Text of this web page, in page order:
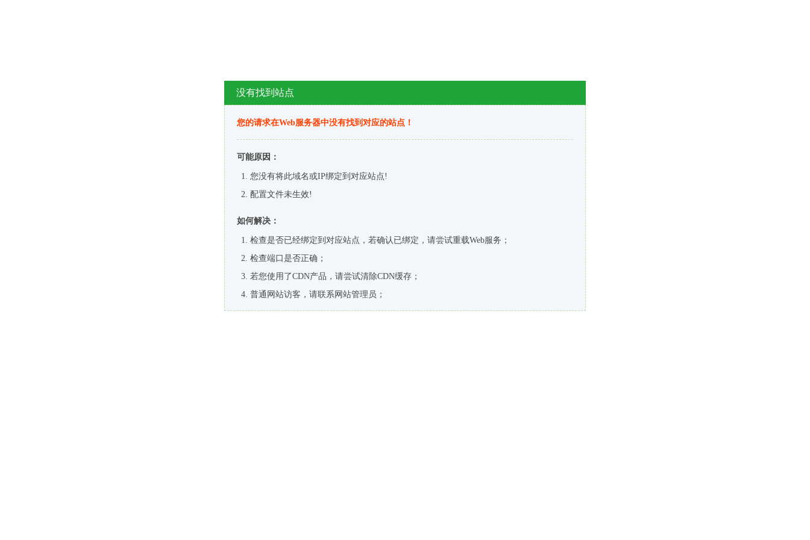
没有找到站点
您的请求在Web服务器中没有找到对应的站点！
可能原因：
您没有将此域名或IP绑定到对应站点!
配置文件未生效!
如何解决：
检查是否已经绑定到对应站点，若确认已绑定，请尝试重载Web服务；
检查端口是否正确；
若您使用了CDN产品，请尝试清除CDN缓存；
普通网站访客，请联系网站管理员；